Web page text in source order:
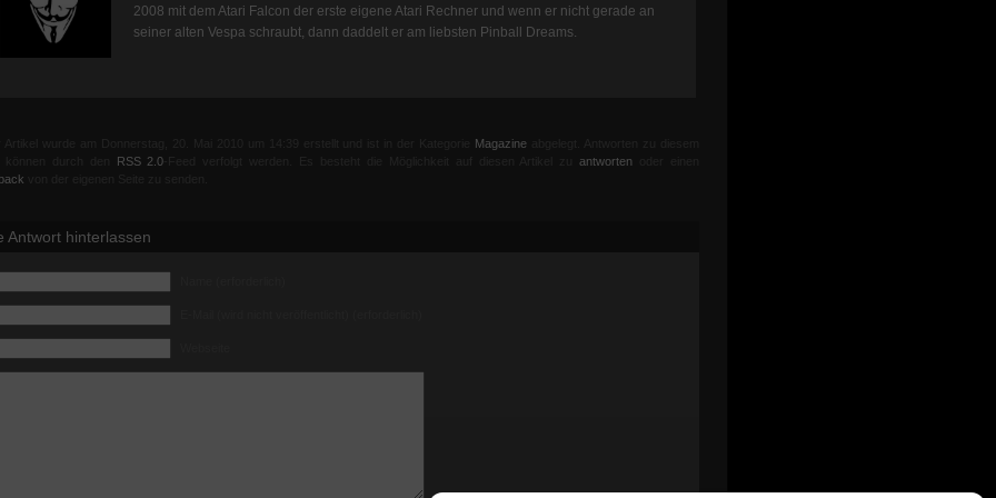
2008 mit dem Atari Falcon der erste eigene Atari Rechner und wenn er nicht gerade an
seiner alten Vespa schraubt, dann daddelt er am liebsten Pinball Dreams.
Magazine
RSS 2.0 -Feed verfolgt werden. Es besteht die Möglichkeit auf diesen Artikel zuantworten
Antwort hinterlassen